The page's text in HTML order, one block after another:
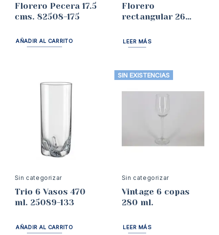
Florero Pecera 17.5
cms. 82508-175
AÑADIR AL CARRITO
Florero
rectangular 26
LEER MÁS
Sin categorizar
Trio 6 Vasos 470
ml. 25089-133
AÑADIR AL CARRITO
SIN EXISTENCIAS
Sin categorizar
Vintage 6 copas
280 ml.
LEER MÁS